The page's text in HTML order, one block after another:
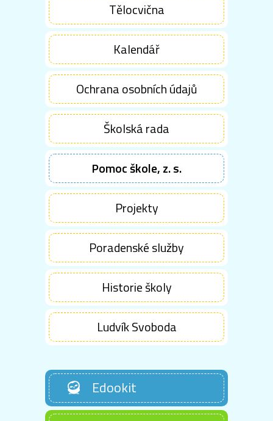
Tělocvična
Kalendář
Ochrana osobních údajů
Školská rada
Pomoc škole, z. s.
Projekty
Poradenské služby
Historie školy
Ludvík Svoboda
Edookit